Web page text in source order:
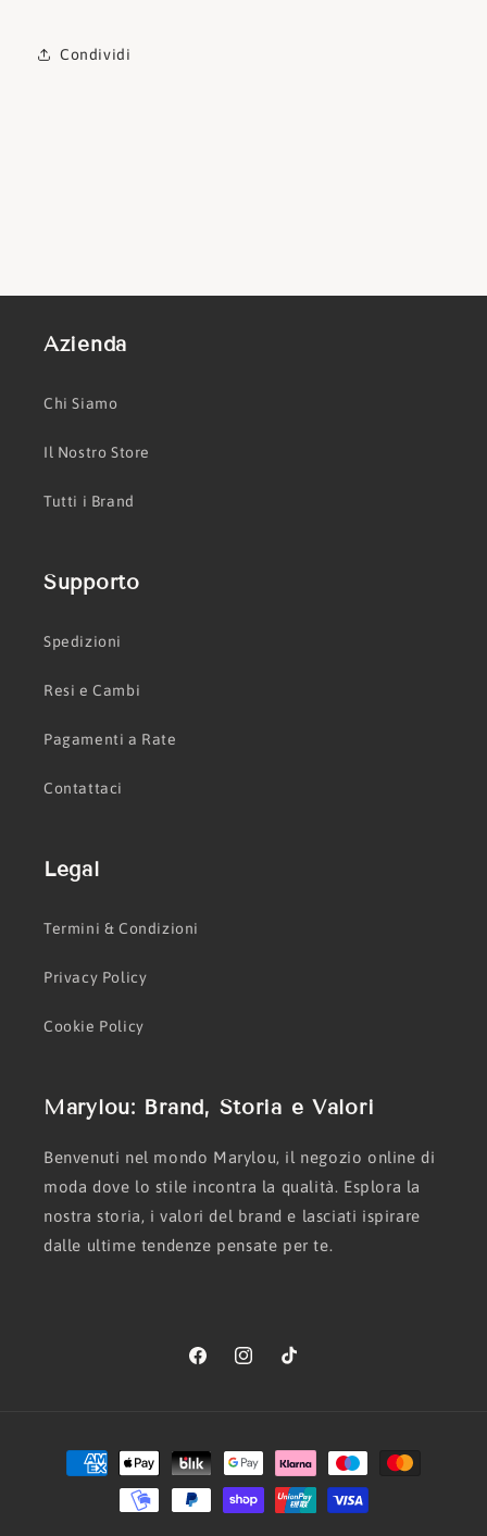
Condividi
Azienda
Chi Siamo
Il Nostro Store
Tutti i Brand
Supporto
Spedizioni
Resi e Cambi
Pagamenti a Rate
Contattaci
Legal
Termini & Condizioni
Privacy Policy
Cookie Policy
Marylou: Brand, Storia e Valori
Benvenuti nel mondo Marylou, il negozio online di
moda dove lo stile incontra la qualità. Esplora la
nostra storia, i valori del brand e lasciati ispirare
dalle ultime tendenze pensate per te.
FacebookInstagramTikTok
Metodi
di
pagamento